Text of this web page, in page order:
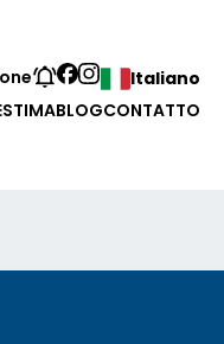
Italiano
STIMABLOGCONTATTO